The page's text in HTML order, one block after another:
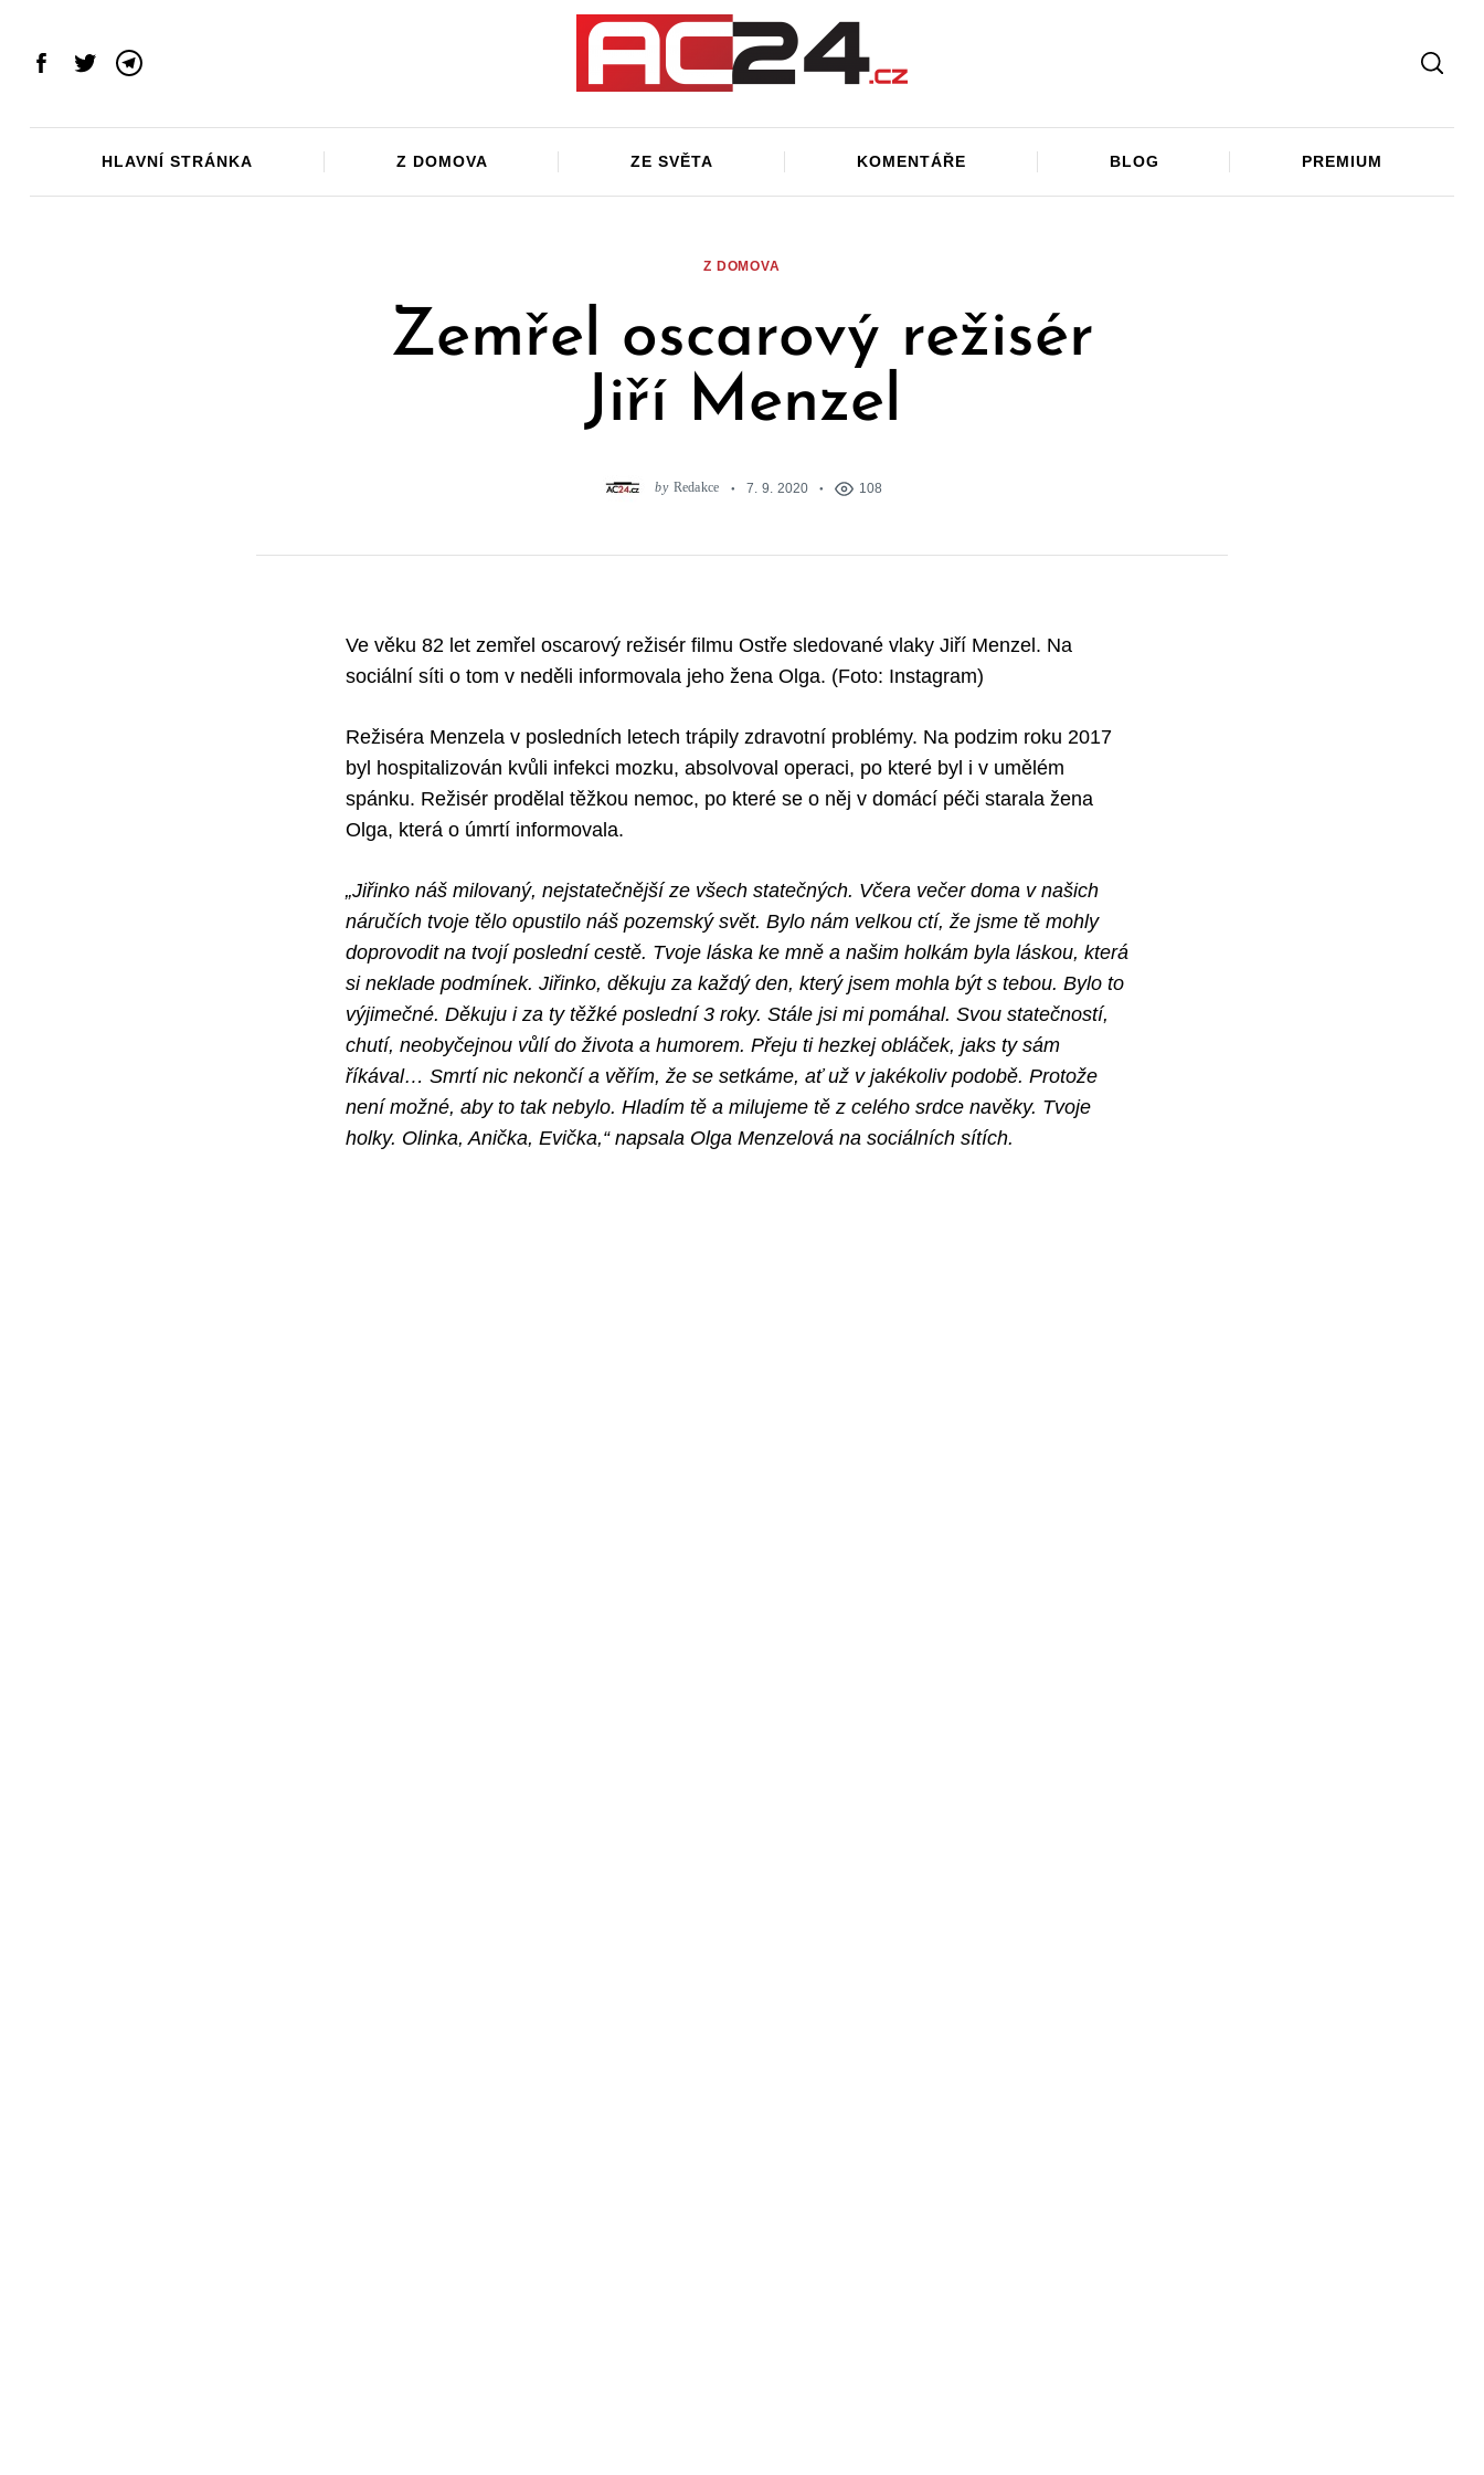
contentFacebook
TwitterTelegram
HLAVNÍ STRÁNKA Z DOMOVA ZE SVĚTA KOMENTÁŘE BLOG PREMIUM
Z DOMOVA
Zemřel oscarový režisér
Jiří Menzel
by Redakce 7. 9. 2020 108
Ve věku 82 let zemřel oscarový režisér filmu Ostře sledované vlaky Jiří Menzel. Na
sociální síti o tom v neděli informovala jeho žena Olga. (Foto: Instagram)
Režiséra Menzela v posledních letech trápily zdravotní problémy. Na podzim roku 2017
byl hospitalizován kvůli infekci mozku, absolvoval operaci, po které byl i v umělém
spánku. Režisér prodělal těžkou nemoc, po které se o něj v domácí péči starala žena
Olga, která o úmrtí informovala.
„Jiřinko náš milovaný, nejstatečnější ze všech statečných. Včera večer doma v našich
náručích tvoje tělo opustilo náš pozemský svět. Bylo nám velkou ctí, že jsme tě mohly
doprovodit na tvojí poslední cestě. Tvoje láska ke mně a našim holkám byla láskou, která
si neklade podmínek. Jiřinko, děkuju za každý den, který jsem mohla být s tebou. Bylo to
výjimečné. Děkuju i za ty těžké poslední 3 roky. Stále jsi mi pomáhal. Svou statečností,
chutí, neobyčejnou vůlí do života a humorem. Přeju ti hezkej obláček, jaks ty sám
říkával… Smrtí nic nekončí a věřím, že se setkáme, ať už v jakékoliv podobě. Protože
není možné, aby to tak nebylo. Hladím tě a milujeme tě z celého srdce navěky. Tvoje
holky. Olinka, Anička, Evička,“ napsala Olga Menzelová na sociálních sítích.